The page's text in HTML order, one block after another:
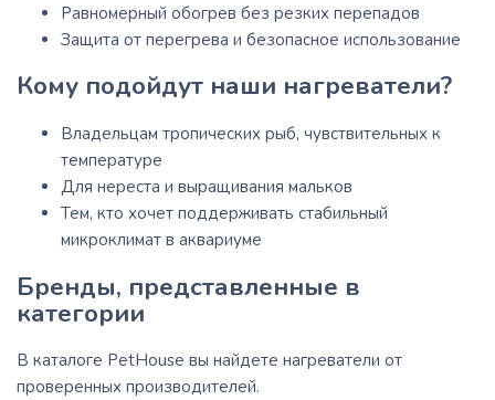
Равномерный обогрев без резких перепадов
Защита от перегрева и безопасное использование
Кому подойдут наши нагреватели?
Владельцам тропических рыб, чувствительных к
температуре
Для нереста и выращивания мальков
Тем, кто хочет поддерживать стабильный
микроклимат в аквариуме
Бренды, представленные в
категории
В каталоге PetHouse вы найдете нагреватели от
проверенных производителей.